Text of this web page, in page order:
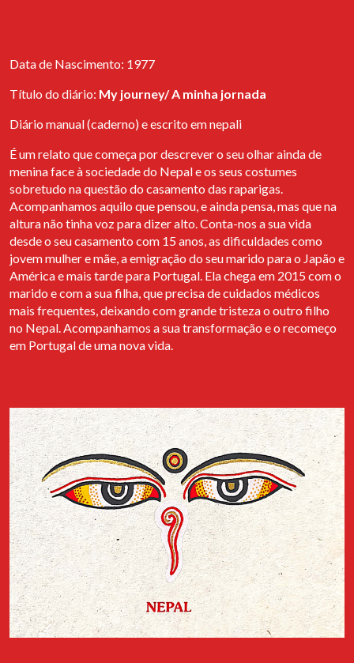
Data de Nascimento: 1977
Título do diário: My journey/ A minha jornada
Diário manual (caderno) e escrito em nepali
É um relato que começa por descrever o seu olhar ainda de
menina face à sociedade do Nepal e os seus costumes
sobretudo na questão do casamento das raparigas.
Acompanhamos aquilo que pensou, e ainda pensa, mas que na
altura não tinha voz para dizer alto. Conta-nos a sua vida
desde o seu casamento com 15 anos, as dificuldades como
jovem mulher e mãe, a emigração do seu marido para o Japão e
América e mais tarde para Portugal. Ela chega em 2015 com o
marido e com a sua filha, que precisa de cuidados médicos
mais frequentes, deixando com grande tristeza o outro filho
no Nepal. Acompanhamos a sua transformação e o recomeço
em Portugal de uma nova vida.
Opportunities: Towards a Level Telling Field on Migrations and
EAPN has offered to collaborate with Migrant Diaries by
suggesting possible interested parties.
Abertura da exposição "Próxima Estação:
um arquivo para a migração"
Entre dia 21 de Setembro e 4 de Outubro 2022 é possível visitar
a exposição “Próxima Estação: Um arquivo para a migração” no
Espaço de Santa Catarina, que será depois apresentada, entre dia
13 de Outubro e 01 de Novembro, na galeria do projeto EGEU. A
viagem termina na associação cultural Curious Monkey, onde
estará patente entre 03 de Novembro e 20 de Novembro.
Cais de Eõncontro
Clara Barbacini e Isabel Mões foram convidadas pela Associação
Diários de Migrantes.
Livro "Diários de Mulheres Migrantes"
É com muito orgulho que partilhamos o resultado do trabalho de
dois anos de recolha de memórias, sob forma de diários, entre
migrantes que actualmente vivem em Lisboa. O livro “Diários de
Mulheres Migrantes” é composto por um conjunto de excertos
de diários de mulheres que participaram no projecto “Diários de
Migrantes”.
Ler livro
FESTA DOS DIÁRIOS Contos Migrantes